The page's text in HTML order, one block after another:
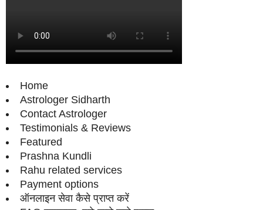
Home
Astrologer Sidharth
Contact Astrologer
Testimonials & Reviews
Featured
Prashna Kundli
Rahu related services
Payment options
ऑनलाइन सेवा कैसे प्राप्‍त करें